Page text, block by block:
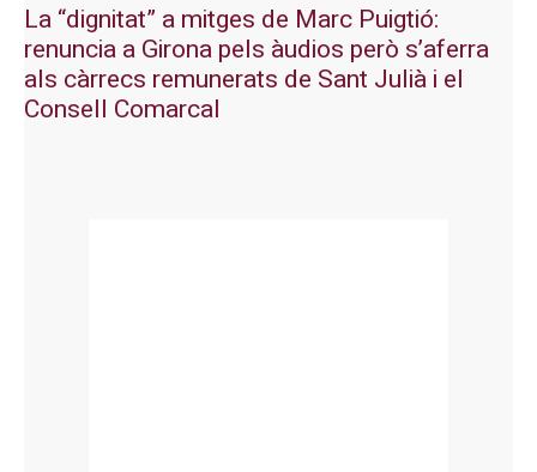
La “dignitat” a mitges de Marc Puigtió:
renuncia a Girona pels àudios però s’aferra
als càrrecs remunerats de Sant Julià i el
Consell Comarcal